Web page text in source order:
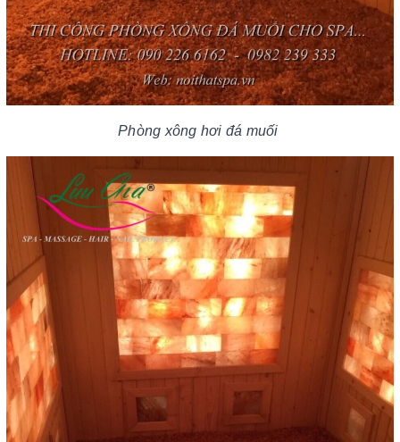
Phòng xông hơi đá muối